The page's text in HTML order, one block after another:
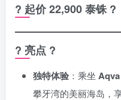
? 起价 22,900 泰铢 ?
? 亮点 ?
独特体验：乘坐
攀牙湾的美丽海岛，